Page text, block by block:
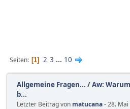
Seiten 1 2 3 ... 10
Allgemeine Fragen... /Aw:
b...
Letzter Beitrag von matucana- 28.